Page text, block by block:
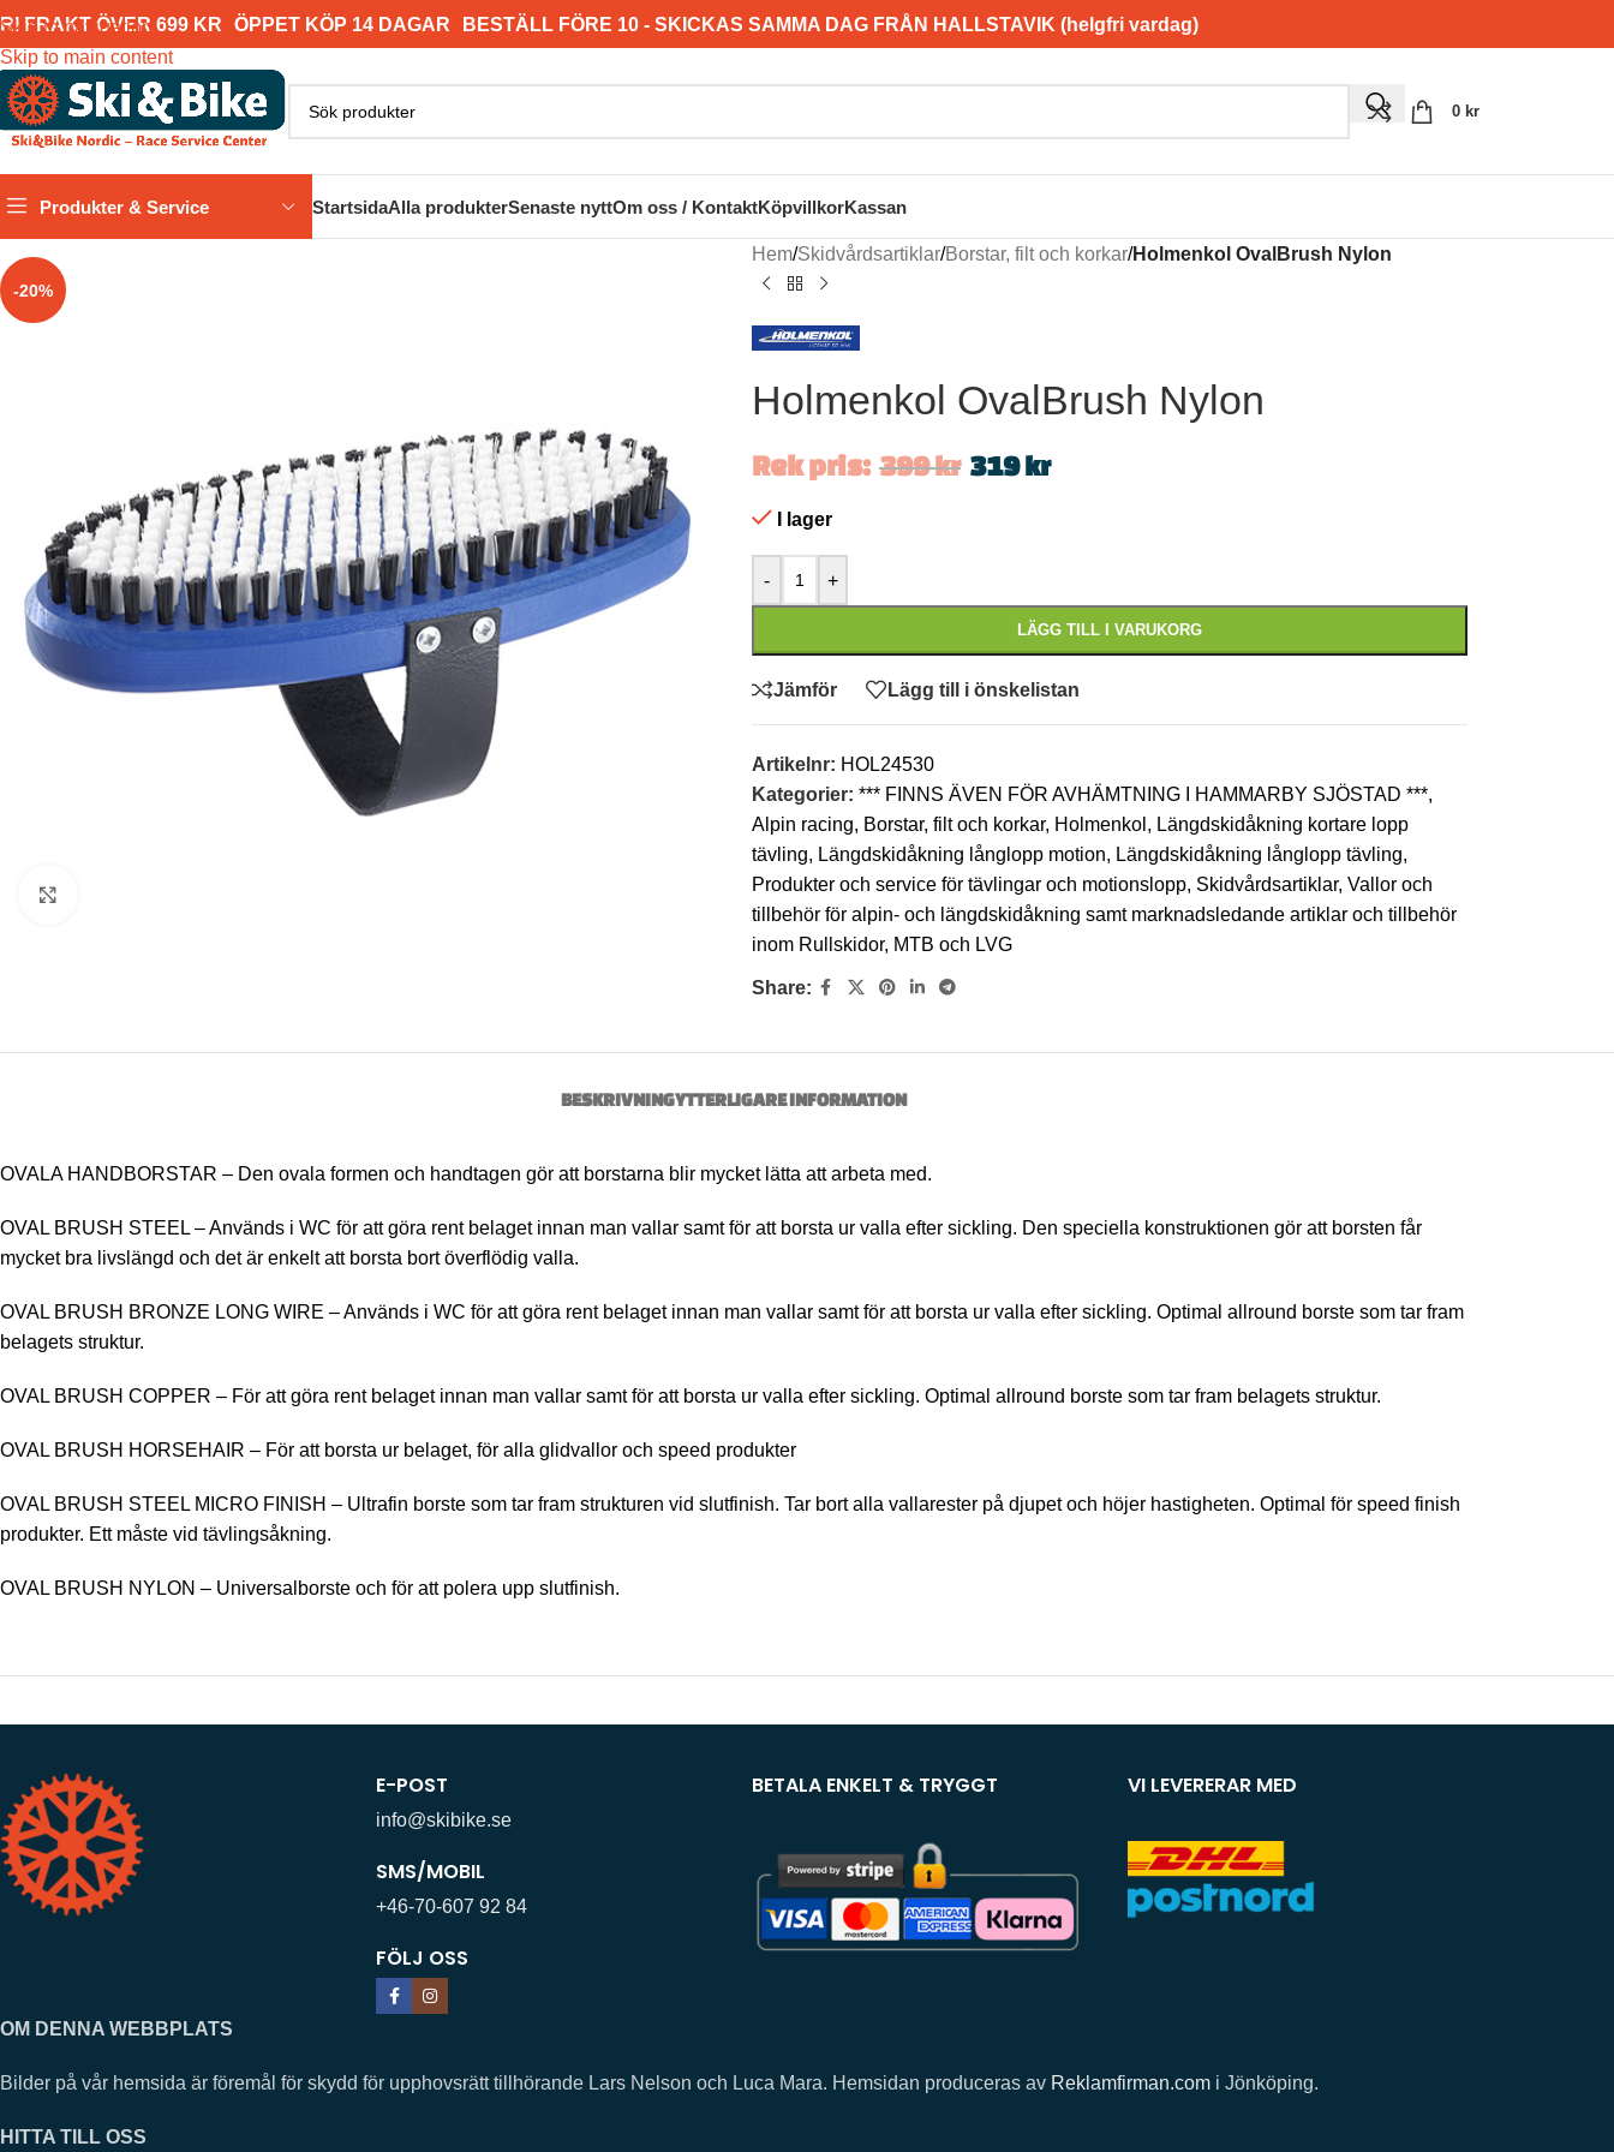
Skip to navigation
Skip to main content
FRAKT ÖVER 699 KR ÖPPET KÖP 14 DAGAR BESTÄLL FÖRE 10 - SKICKAS SAMMA DAG FRÅN HALLSTAVIK (helgfri vardag)
0 kr
Produkter & Service StartsidaAlla produkterSenaste nyttOm oss / KontaktKöpvillkorKassan
-20%
Hem/Skidvårdsartiklar/Borstar, filt och korkar/Holmenkol OvalBrush Nylon
Holmenkol OvalBrush Nylon
Rek pris: 399kr 319kr
I lager
- +
LÄGG TILL I VARUKORG
Jämför Lägg till i önskelistan
Artikelnr: HOL24530
Kategorier: *** FINNS ÄVEN FÖR AVHÄMTNING I HAMMARBY SJÖSTAD ***,
Alpin racing, Borstar, filt och korkar, Holmenkol , Längdskidåkning kortare lopp
tävling, Längdskidåkning långlopp motion, Längdskidåkning långlopp tävling,
Produkter och service för tävlingar och motionslopp, Skidvårdsartiklar, Vallor och
tillbehör för alpin- och längdskidåkning samt marknadsledande artiklar och tillbehör
inom Rullskidor, MTB och LVG
Share:
BESKRIVNINGYTTERLIGARE INFORMATION
OVALA HANDBORSTAR – Den ovala formen och handtagen gör att borstarna blir mycket lätta att arbeta med.
OVAL BRUSH STEEL – Används i WC för att göra rent belaget innan man vallar samt för att borsta ur valla efter sickling. Den speciella konstruktionen gör att borsten får
mycket bra livslängd och det är enkelt att borsta bort överflödig valla.
OVAL BRUSH BRONZE LONG WIRE – Används i WC för att göra rent belaget innan man vallar samt för att borsta ur valla efter sickling. Optimal allround borste som tar fram
belagets struktur.
OVAL BRUSH COPPER – För att göra rent belaget innan man vallar samt för att borsta ur valla efter sickling. Optimal allround borste som tar fram belagets struktur.
OVAL BRUSH HORSEHAIR – För att borsta ur belaget, för alla glidvallor och speed produkter
OVAL BRUSH STEEL MICRO FINISH – Ultrafin borste som tar fram strukturen vid slutfinish. Tar bort alla vallarester på djupet och höjer hastigheten. Optimal för speed finish
produkter. Ett måste vid tävlingsåkning.
OVAL BRUSH NYLON – Universalborste och för att polera upp slutfinish.
E-POST
info@skibike.se
SMS/MOBIL
+46-70-607 92 84
FÖLJ OSS
BETALA ENKELT & TRYGGT VI LEVERERAR MED
OM DENNA WEBBPLATS
Bilder på vår hemsida är föremål för skydd för upphovsrätt tillhörande Lars Nelson och Luca Mara. Hemsidan produceras av Reklamfirman.com i Jönköping.
HITTA TILL OSS